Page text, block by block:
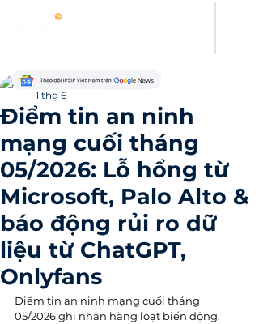
Điểm tin an ninh
mạng cuối tháng
05/2026: Lỗ hổng từ
Microsoft, Palo Alto &
báo động rủi ro dữ
liệu từ ChatGPT,
Onlyfans
Thanh Hoang
1 thg 6
Điểm tin an ninh mạng cuối tháng
05/2026 ghi nhận hàng loạt biến động.